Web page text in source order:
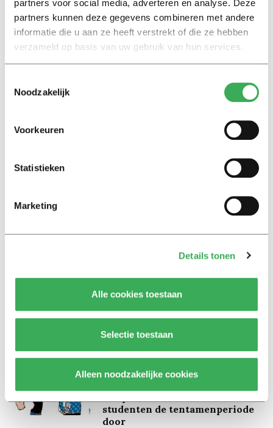
partners voor social media, adverteren en analyse. Deze
partners kunnen deze gegevens combineren met andere
informatie die u aan ze heeft verstrekt of die ze hebben
verzameld op basis van uw gebruik van hun services.
Noodzakelijk
Voorkeuren
Statistieken
Marketing
Details tonen
Alle cookies toestaan
Selectie toestaan
Alleen noodzakelijke cookies
Gelukkig nieuwjaar. Het is goed dat we online geen
handen hoeven te schudden en elkaars wangen niet
hoeven te kussen.
Lees ook
Marion Koopmans over online
bedreigingen en desinformatie:
‘Wetenschappers, kom die
Achtergrond
Kinderen spelen de Zero
Hunger Game: ‘Ik schrok, we
kregen er een paar miljoen
inwoners bij’
studenten de tentamenperiode
door